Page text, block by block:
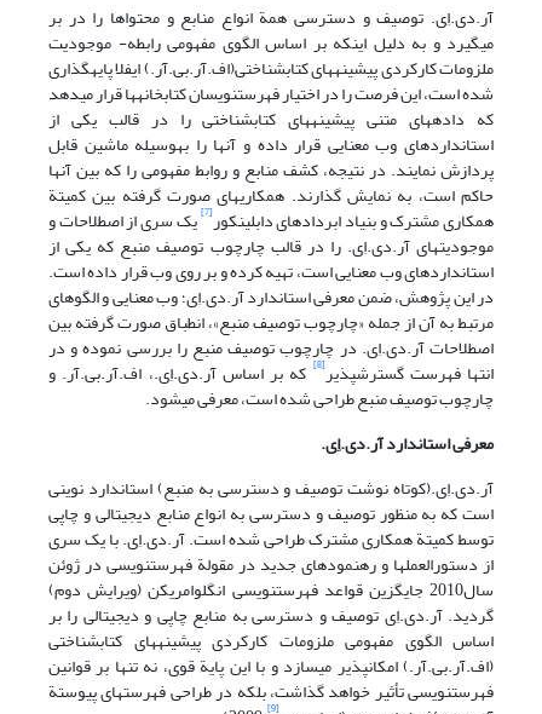
آر.دی.اِی. توصیف و دسترسی همة انواع منابع و محتواها را در بر
می‎گیرد و به دلیل اینکه بر اساس الگوی مفهومی رابطه- موجودیت
ملزومات کارکردی پیشینه‎های کتابشناختی(اف.آر.بی.آر.) ایفلا پایه‎گذاری
شده است، این فرصت را در اختیار فهرست‎نویسان کتابخانه‎ها قرار می‎دهد
که داده‎های متنی پیشینه‎های کتابشناختی را در قالب یکی از
استانداردهای وب معنایی قرار داده و آنها را به‎وسیله ماشین قابل
پردازش نمایند. در نتیجه، کشف منابع و روابط مفهومی را که بین آنها
حاکم است، به نمایش گذارند. همکاریهای صورت گرفته بین کمیتة
همکاری مشترک و بنیاد ابرداده‎ای دابلین‎کور [7] یک سری از اصطلاحات و
موجودیتهای آر.دی.اِی. را در قالب چارچوب توصیف منبع که یکی از
استانداردهای وب معنایی است، تهیه کرده و بر روی وب قرار داده است.
در این پژوهش، ضمن معرفی استاندارد آر.دی.اِی؛ وب معنایی و الگو‎های
مرتبط به آن از جمله «چارچوب توصیف منبع»، انطباق صورت گرفته بین
اصطلاحات آر.دی.اِی. در چارچوب توصیف منبع را بررسی نموده و در
انتها فهرست گسترش‎پذیر [8] که بر اساس آر.دی.اِی.، اف.آر.بی.آر. و
چارچوب توصیف منبع طراحی شده است، معرفی می‎شود.
معرفی استاندارد آر.دی.اِی.
آر.دی.اِی.(کوتاه نوشت توصیف و دسترسی به منبع) استاندارد نوینی
است که به منظور توصیف و دسترسی به انواع منابع دیجیتالی و چاپی
توسط کمیتة همکاری مشترک طراحی شده است. آر.دی.اِی. با یک سری
از دستورالعمل‎ها و رهنمودهای جدید در مقولة فهرست‎نویسی در ژوئن
سال2010 جایگزین قواعد فهرست‎نویسی انگلوامریکن (ویرایش دوم)
گردید. آر.دی.اِی توصیف و دسترسی به منابع چاپی و دیجیتالی را بر
اساس الگوی مفهومی ملزومات کارکردی پیشینه‎های کتابشناختی
(اف.آر.بی.آر.) امکان‎پذیر می‎سازد و با این پایة قوی، نه تنها بر قوانین
فهرست‎نویسی تأثیر خواهد گذاشت، بلکه در طراحی فهرستهای پیوستة
[9]